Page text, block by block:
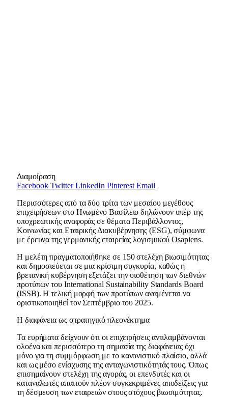
Διαμοίραση
Facebook Twitter LinkedIn Pinterest Email
Περισσότερες από τα δύο τρίτα των μεσαίου μεγέθους
επιχειρήσεων στο Ηνωμένο Βασίλειο δηλώνουν υπέρ της
υποχρεωτικής αναφοράς σε θέματα Περιβάλλοντος,
Κοινωνίας και Εταιρικής Διακυβέρνησης (ESG), σύμφωνα
με έρευνα της γερμανικής εταιρείας λογισμικού Osapiens.
Η μελέτη πραγματοποιήθηκε σε 150 στελέχη βιωσιμότητας
και δημοσιεύεται σε μια κρίσιμη συγκυρία, καθώς η
βρετανική κυβέρνηση εξετάζει την υιοθέτηση των διεθνών
προτύπων του International Sustainability Standards Board
(ISSB). Η τελική μορφή των προτύπων αναμένεται να
οριστικοποιηθεί τον Σεπτέμβριο του 2025.
Η διαφάνεια ως στρατηγικό πλεονέκτημα
Τα ευρήματα δείχνουν ότι οι επιχειρήσεις αντιλαμβάνονται
ολοένα και περισσότερο τη σημασία της διαφάνειας όχι
μόνο για τη συμμόρφωση με το κανονιστικό πλαίσιο, αλλά
και ως μέσο ενίσχυσης της ανταγωνιστικότητάς τους. Όπως
επισημαίνουν στελέχη της αγοράς, οι επενδυτές και οι
καταναλωτές απαιτούν πλέον συγκεκριμένες αποδείξεις για
τη δέσμευση των εταιρειών στους στόχους βιωσιμότητας.